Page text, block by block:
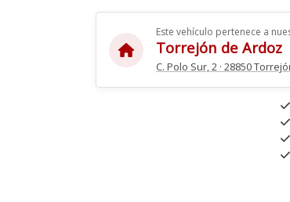
Este vehículo pertenece a
Torrejón de Ardoz
C. Polo Sur, 2 · 28850